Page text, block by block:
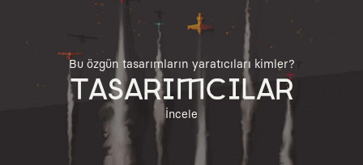
Bu özgün tasarımların yaratıcıları kimler?
TASARIMCILAR
İncele